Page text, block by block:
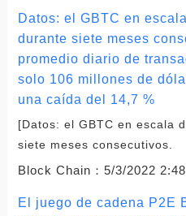
Datos: el GBTC en
durante siete meses
promedio diario de
solo 106 millones de
una caída del 14,7 %
[Datos: el GBTC en escala
siete meses consecutivos.
Block Chain： 5/3/2022
El juego de cadena P2E